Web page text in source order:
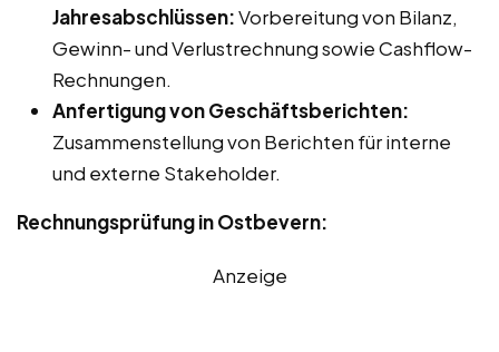
Jahresabschlüssen:Vorbereitung von Bilanz,
Gewinn- und Verlustrechnung sowie Cashflow-
Rechnungen.
Anfertigung von Geschäftsberichten:
Zusammenstellung von Berichten für interne
und externe Stakeholder.
Rechnungsprüfung in Ostbevern:
Anzeige